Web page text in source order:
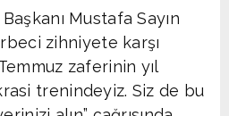
Mustafa Sayın
zihniyete karşı
zaferinin yıl
trenindeyiz. Siz de bu